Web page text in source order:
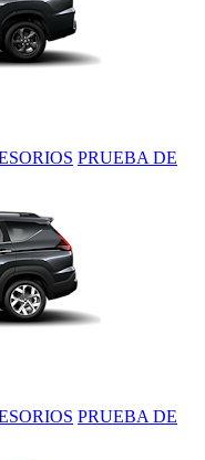
PRUEBA DE
PRUEBA DE